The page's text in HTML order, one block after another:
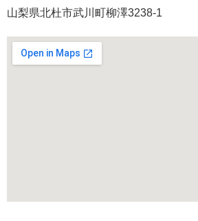
山梨県北杜市武川町柳澤3238-1